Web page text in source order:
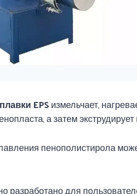
EPSизмельчает,
а затем
пенополистирола
разработано для